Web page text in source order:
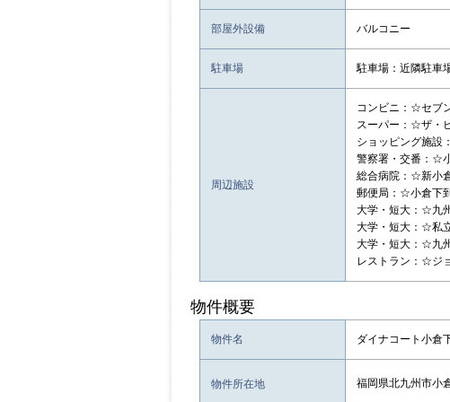
部屋外設備 バルコニー
駐車場 駐車場：近隣駐
周辺施設
コンビニ：☆セブ
スーパー：☆ザ
ショッピング施
警察署・交番：☆
総合病院：☆新
郵便局：☆小倉
大学・短大：☆
大学・短大：☆私
大学・短大：☆九
レストラン：☆
物件概要
物件名 ダイナコート小倉
物件所在地 福岡県北九州市小